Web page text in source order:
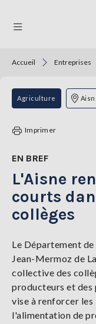
THÉMATIQUES
RÉGIONS
TENDANCES
SERVICES
LA
GAZETTE
Se
connecter
S'abonner
Accueil Entreprises
Agriculture
Imprimer
EN BREF
L'Aisne
courts
collèges
Le Département
Jean-Mermoz de
collective des
producteurs et des
vise à renforcer les
l'alimentation de